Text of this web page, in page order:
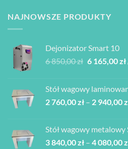
NAJNOWSZE PRODUKTY
Dejonizator Smart 10
6 850,00zł Pierwotna
6
850,00 zł.
6 165,00zł
Stół wagowy
2 760,00zł – 2 940,00
Stół wagowy metalowy
3 840,00zł – 4 080,00